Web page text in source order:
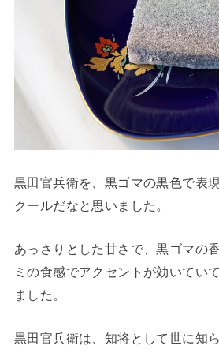
黒田官兵衛を、黒ゴマの黒色で表
クールだなと思いました。
あっさりとした甘さで、黒ゴマの
ミの食感でアクセントが効いてい
ました。
黒田官兵衛は、知将として世に知